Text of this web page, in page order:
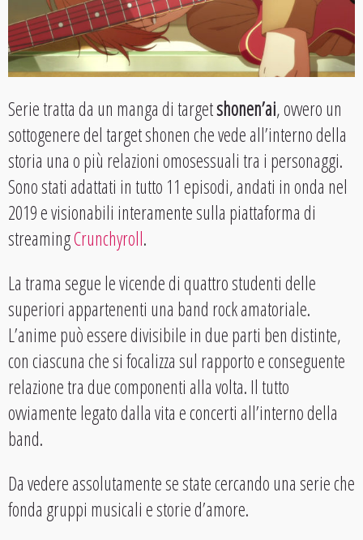
Serie tratta da un manga di targetshonen’ai, ovvero un
sottogenere del target shonen che vede all’interno della
storia una o più relazioni omosessuali tra i personaggi.
Sono stati adattati in tutto 11 episodi, andati in onda nel
2019 e visionabili interamente sulla piattaforma di
streamingCrunchyroll.
La trama segue le vicende di quattro studenti delle
superiori appartenenti una band rock amatoriale.
L’anime può essere divisibile in due parti ben distinte,
con ciascuna che si focalizza sul rapporto e conseguente
relazione tra due componenti alla volta. Il tutto
ovviamente legato dalla vita e concerti all’interno della
band.
Da vedere assolutamente se state cercando una serie che
fonda gruppi musicali e storie d’amore.